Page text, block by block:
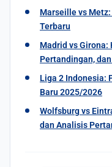
Marseille vs
Terbaru
Madrid vs Girona:
Pertandingan,
Liga 2 Indonesia:
Baru 2025/2026
Wolfsburg vs
dan Analisis